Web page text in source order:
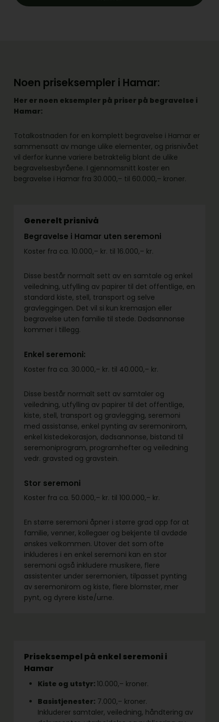
Noen priseksempler i Hamar:
Her er noen eksempler på priser på begravelse i
Hamar:
Totalkostnaden for en komplett begravelse i Hamar er
sammensatt av mange ulike elementer, og prisnivået
vil derfor kunne variere betraktelig blant de ulike
begravelsesbyråene. I gjennomsnitt koster en
begravelse i Hamar fra 30.000,– til 60.000,– kroner.
Generelt prisnivå
Begravelse i Hamar uten seremoni
Koster fra ca. 10.000,– kr. til 16.000,– kr.
Disse består normalt sett av en samtale og enkel
veiledning, utfylling av papirer til det offentlige, en
standard kiste, stell, transport og selve
gravleggingen. Det vil si kun kremasjon eller
begravelse uten familie til stede. Dødsannonse
kommer i tillegg.
Enkel seremoni:
Koster fra ca. 30.000,– kr. til 40.000,– kr.
Disse består normalt sett av samtaler og
veiledning, utfylling av papirer til det offentlige,
kiste, stell, transport og gravlegging, seremoni
med assistanse, enkel pynting av seremonirom,
enkel kistedekorasjon, dødsannonse, bistand til
seremoniprogram, programhefter og veiledning
vedr. gravsted og gravstein.
Stor seremoni
Koster fra ca. 50.000,– kr. til 100.000,– kr.
En større seremoni åpner i større grad opp for at
familie, venner, kollegaer og bekjente til avdøde
ønskes velkommen. Utover det som ofte
inkluderes i en enkel seremoni kan en stor
seremoni også inkludere musikere, flere
assistenter under seremonien, tilpasset pynting
av seremonirom og kiste, flere blomster, mer
pynt, og dyrere kiste/urne.
Priseksempel på enkel seremoni i
Hamar
Kiste og utstyr:10.000,– kroner.
Basistjenester: 7.000,– kroner.
Inkluderer samtaler, veiledning, håndtering av